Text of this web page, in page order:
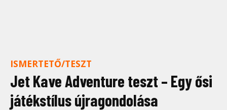
ISMERTETŐ/TESZT
Jet Kave Adventure teszt – Egy ősi
játékstílus újragondolása